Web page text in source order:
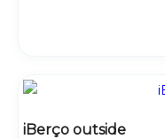
iBerço outside